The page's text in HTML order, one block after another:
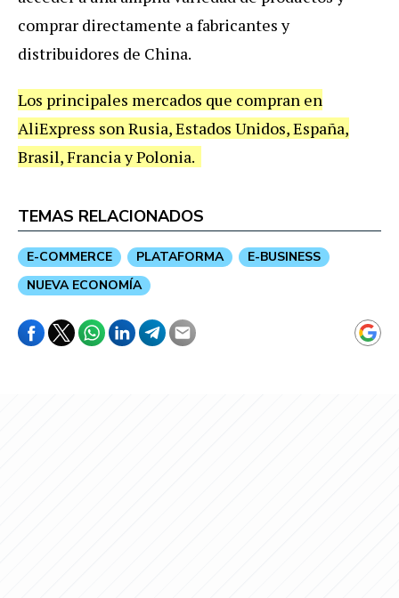
comprar directamente a fabricantes y
distribuidores de China.
Los principales mercados que compran en
AliExpress son Rusia, Estados Unidos, España,
Brasil, Francia y Polonia.
TEMAS RELACIONADOS
E-COMMERCE PLATAFORMA
E-BUSINESS
NUEVA ECONOMÍA